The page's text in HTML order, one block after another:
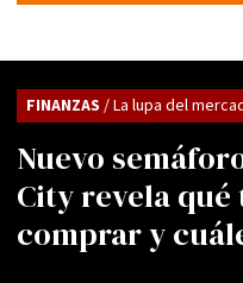
Nuevo
City revela
comprar y
FINANZAS / La lupa del